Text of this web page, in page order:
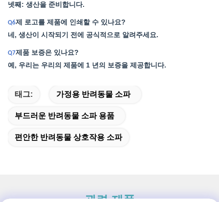
넷째: 생산을 준비합니다.
Q6제 로고를 제품에 인쇄할 수 있나요?
네, 생산이 시작되기 전에 공식적으로 알려주세요.
Q7제품 보증은 있나요?
예, 우리는 우리의 제품에 1 년의 보증을 제공합니다.
태그: 가정용 반려동물 소파
부드러운 반려동물 소파 용품
편안한 반려동물 상호작용 소파